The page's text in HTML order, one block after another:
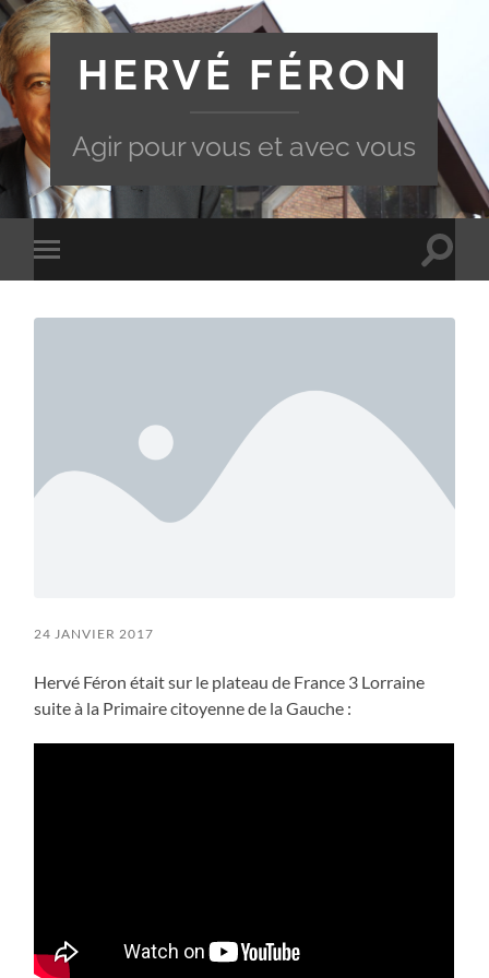
HERVÉ FÉRON
Agir pour vous et avec vous
Toggle
mobile
Toggle
24 JANVIER 2017
Hervé Féron était sur le plateau de France 3 Lorraine
suite à la Primaire citoyenne de la Gauche :